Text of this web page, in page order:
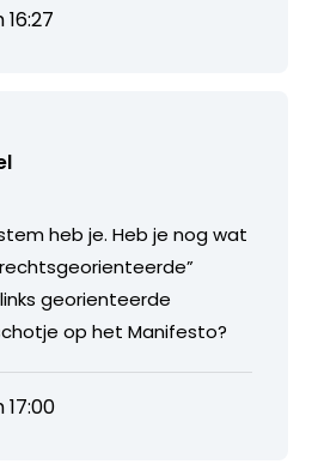
heb je. Heb je nog wat
georienteerde
op het Manifesto?